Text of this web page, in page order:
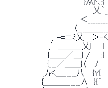
}从ﾄ､:{　 　 　 　 i
乂｀_,　　　 -　
＜________} 　〈
〈___＿＿___}〕o。　
, .-=ニﾐ乂＿＞‐く}{　　｀
,′＿＿＿乂{　　}　｀i､
{＿＿／＿} /　　:{　 .{ ｀ﾄ
.{___／＿＿{〈　 ﾉ　　ﾉ
,ﾉrく＿_____八　 {Y{　　 ,
｛＿＿＿_____∧　}{´　